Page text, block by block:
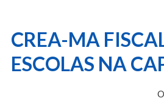
CREA-MA
ESCOLAS NA